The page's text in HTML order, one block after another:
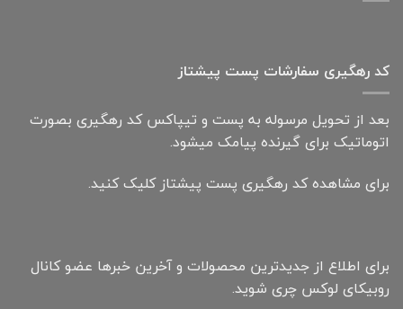
کد رهگیری سفارشات پست پیشتاز
بعد از تحویل مرسوله به پست و تیپاکس کد رهگیری بصورت
اتوماتیک برای گیرنده پیامک میشود.
برای مشاهده کد رهگیری پست پیشتاز کلیک کنید.
برای اطلاع از جدیدترین محصولات و آخرین خبرها عضو کانال
روبیکای لوکس چری شوید.